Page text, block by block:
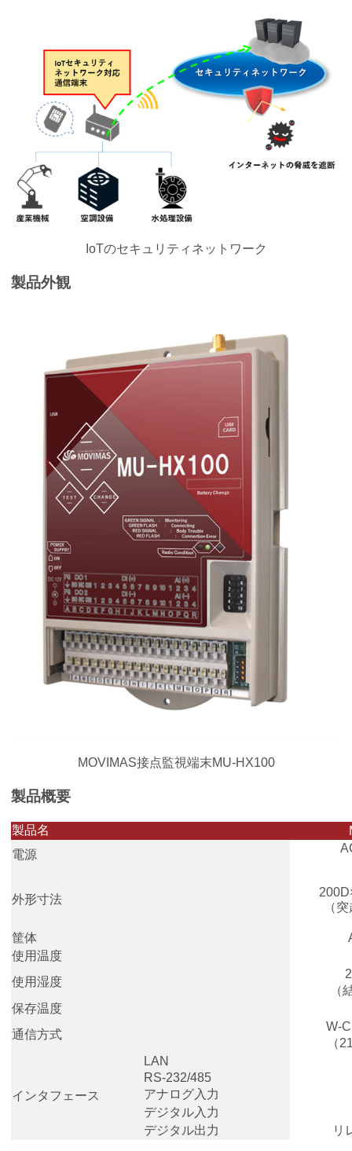
IoTのセキュリティネットワーク
製品外観
MOVIMAS接点監視端末MU-HX100
製品概要
製品名
電源
外形寸法
（
筐体
使用温度
使用湿度
（
保存温度
通信方式
W-
（
インタフェース
LAN
RS-232/485
アナログ入力
デジタル入力
デジタル出力
リ